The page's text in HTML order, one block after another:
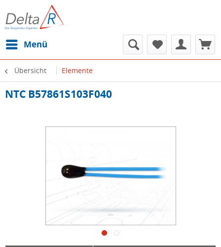
Menü
Übersicht Elemente
NTC B57861S103F040